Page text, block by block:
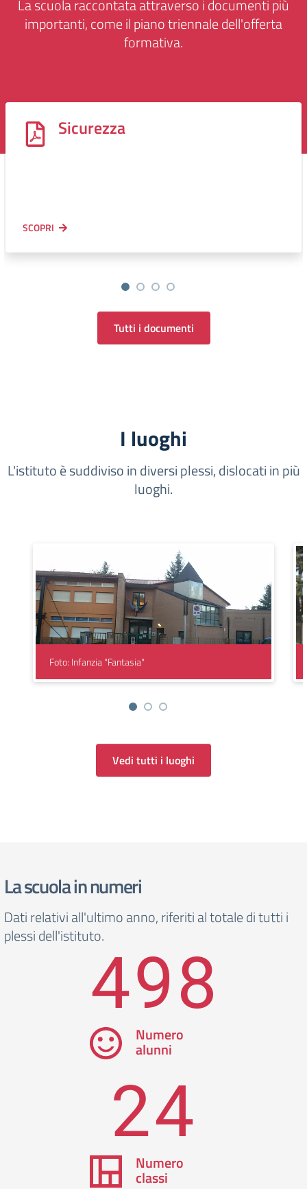
La scuola raccontata attraverso i documenti più
importanti, come il piano triennale dell'offerta
formativa.
Sicurezza
SCOPRI
Tutti i documenti
I luoghi
L'istituto è suddiviso in diversi plessi, dislocati in più
luoghi.
Foto: Infanzia "Fantasia"
Vedi tutti i luoghi
La scuola in numeri
Dati relativi all'ultimo anno, riferiti al totale di tutti i
plessi dell'istituto.498
Numero
alunni
24
Numero
classi